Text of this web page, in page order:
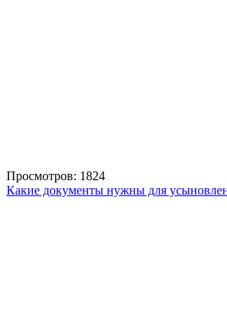
Просмотров: 1824
Какие документы нужны для